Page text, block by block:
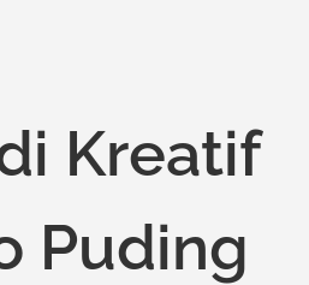
Kreatif
Puding